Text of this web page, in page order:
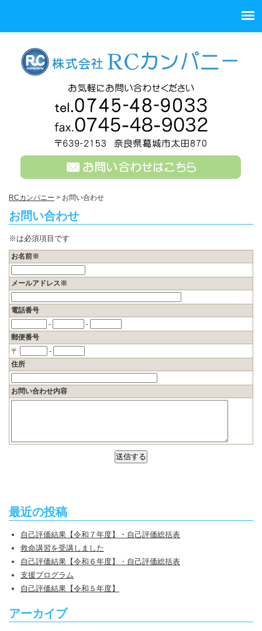
RCカンパニー > お問い合わせ
お問い合わせ
※は必須項目です
お名前※
メールアドレス※
電話番号
-
-
郵便番号
〒
-
住所
お問い合わせ内容
最近の投稿
自己評価結果【令和７年度】・自己評価総括表
救命講習を受講しました
自己評価結果【令和６年度】・自己評価総括表
支援プログラム
自己評価結果【令和５年度】
アーカイブ